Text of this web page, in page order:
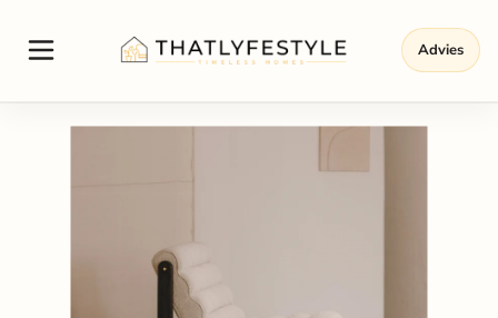
Advies